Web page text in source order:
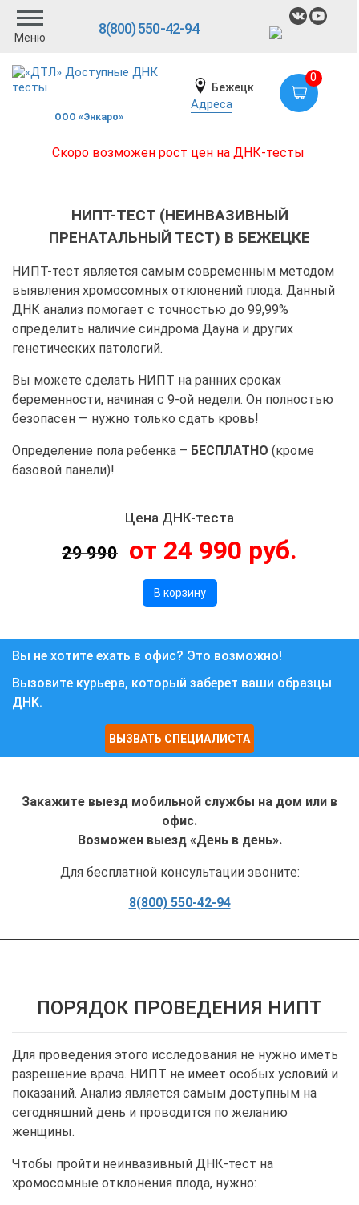
Меню
8(800) 550-42-94
ООО «Энкаро»
Бежецк
Адреса
0
Скоро возможен рост цен на ДНК-тесты
НИПТ-ТЕСТ (НЕИНВАЗИВНЫЙ
ПРЕНАТАЛЬНЫЙ ТЕСТ) В БЕЖЕЦКЕ
НИПТ-тест является самым современным методом
выявления хромосомных отклонений плода. Данный
ДНК анализ помогает с точностью до 99,99%
определить наличие синдрома Дауна и других
генетических патологий.
Вы можете сделать НИПТ на ранних сроках
беременности, начиная с 9-ой недели. Он полностью
безопасен — нужно только сдать кровь!
Определение пола ребенка – БЕСПЛАТНО (кроме
базовой панели)!
Цена ДНК-теста
29 990 от 24 990 руб.
В корзину
Вы не хотите ехать в офис? Это возможно!
Вызовите курьера, который заберет ваши образцы
ДНК.
ВЫЗВАТЬ СПЕЦИАЛИСТА
Закажите выезд мобильной службы на дом или в
офис.
Возможен выезд «День в день».
Для бесплатной консультации звоните:
8(800) 550-42-94
ПОРЯДОК ПРОВЕДЕНИЯ НИПТ
Для проведения этого исследования не нужно иметь
разрешение врача. НИПТ не имеет особых условий и
показаний. Анализ является самым доступным на
сегодняшний день и проводится по желанию
женщины.
Чтобы пройти неинвазивный ДНК-тест на
хромосомные отклонения плода, нужно: